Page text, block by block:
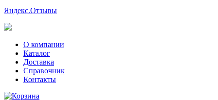
Яндекс.Отзывы
О компании
Каталог
Доставка
Справочник
Контакты